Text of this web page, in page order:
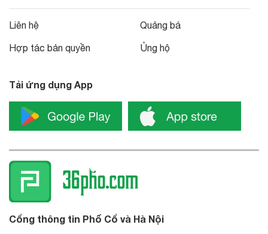
Liên hệ
Hợp tác bản quyền
Quảng bá
Ủng hộ
Tải ứng dụng App
Cổng thông tin Phố Cổ và Hà Nội